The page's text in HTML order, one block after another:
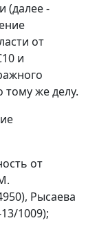
(далее -
от
и
тому же делу.
от
Рысаева
1009);